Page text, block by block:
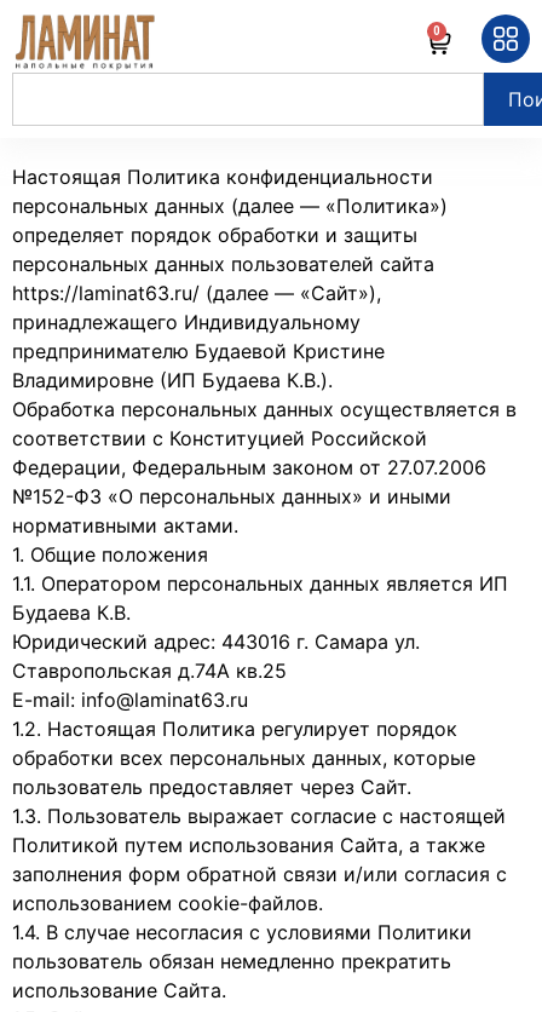
0
Настоящая Политика конфиденциальности
персональных данных (далее — «Политика»)
определяет порядок обработки и защиты
персональных данных пользователей сайта
https://laminat63.ru/ (далее — «Сайт»),
принадлежащего Индивидуальному
предпринимателю Будаевой Кристине
Владимировне (ИП Будаева К.В.).
Обработка персональных данных осуществляется в
соответствии с Конституцией Российской
Федерации, Федеральным законом от 27.07.2006
№152-ФЗ «О персональных данных» и иными
нормативными актами.
1. Общие положения
1.1. Оператором персональных данных является ИП
Будаева К.В.
Юридический адрес: 443016 г. Самара ул.
Ставропольская д.74А кв.25
E-mail: info@laminat63.ru
1.2. Настоящая Политика регулирует порядок
обработки всех персональных данных, которые
пользователь предоставляет через Сайт.
1.3. Пользователь выражает согласие с настоящей
Политикой путем использования Сайта, а также
заполнения форм обратной связи и/или согласия с
использованием cookie-файлов.
1.4. В случае несогласия с условиями Политики
пользователь обязан немедленно прекратить
использование Сайта.